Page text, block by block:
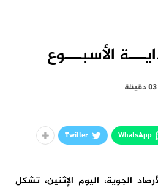
الأسبـــوع
WhatsApp
Twitter
الجوية، اليوم الإثنين، تشكل